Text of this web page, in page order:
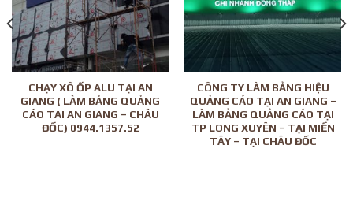
CHẠY XÔ ỐP ALU TẠI AN
GIANG ( LÀM BẢNG QUẢNG
CÁO TAI AN GIANG – CHÂU
ĐỐC) 0944.1357.52
CÔNG TY LÀM BẢNG HIỆU
QUẢNG CÁO TẠI AN GIANG –
LÀM BẢNG QUẢNG CÁO TẠI
TP LONG XUYÊN – TẠI MIỀN
TÂY – TẠI CHÂU ĐỐC